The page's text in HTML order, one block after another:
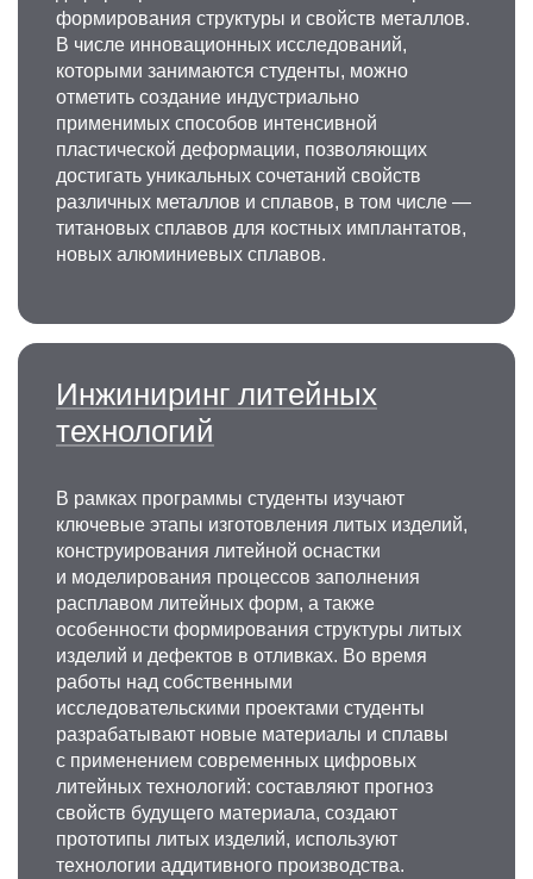
формирования структуры и свойств металлов.
В числе инновационных исследований,
которыми занимаются студенты, можно
отметить создание индустриально
применимых способов интенсивной
пластической деформации, позволяющих
достигать уникальных сочетаний свойств
различных металлов и сплавов, в том числе —
титановых сплавов для костных имплантатов,
новых алюминиевых сплавов.
Инжиниринг литейных
технологий
В рамках программы студенты изучают
ключевые этапы изготовления литых изделий,
конструирования литейной оснастки
и моделирования процессов заполнения
расплавом литейных форм, а также
особенности формирования структуры литых
изделий и дефектов в отливках. Во время
работы над собственными
исследовательскими проектами студенты
разрабатывают новые материалы и сплавы
с применением современных цифровых
литейных технологий: составляют прогноз
свойств будущего материала, создают
прототипы литых изделий, используют
технологии аддитивного производства.